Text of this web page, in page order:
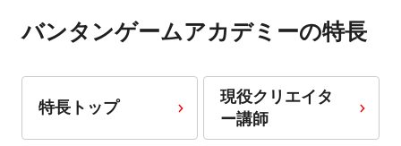
バンタンゲームアカデミーの特長
特長トップ
現役クリエイタ
ー講師